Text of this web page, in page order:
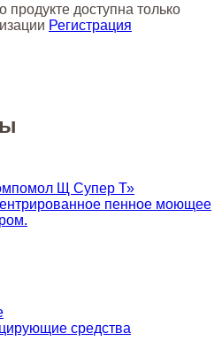
доступна только
Регистрация
Щ Супер Т»
пенное моющее
средства